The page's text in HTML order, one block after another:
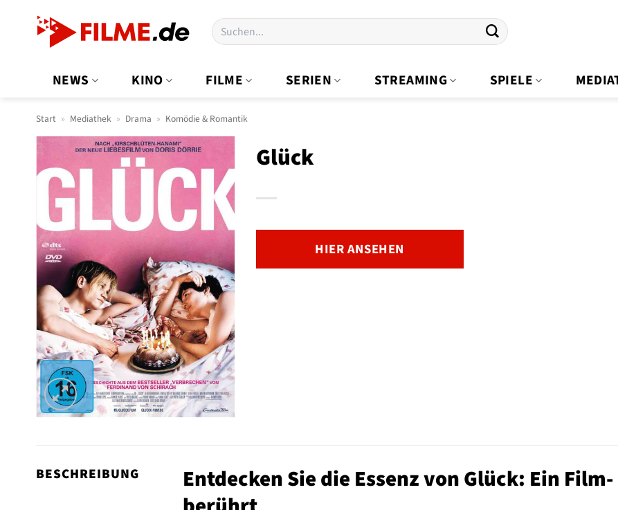
Suchen
nach:
NEWS KINO FILME SERIEN STREAMING SPIELE
Start » Mediathek » Drama » Komödie & Romantik
Glück
HIER ANSEHEN
BESCHREIBUNG
Entdecken Sie die Essenz von Glück: Ein